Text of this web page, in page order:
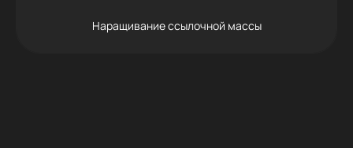
Наращивание ссылочной массы